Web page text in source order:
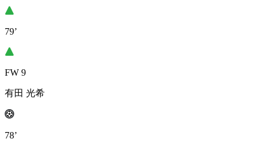
79’
FW 9
有田 光希
78’